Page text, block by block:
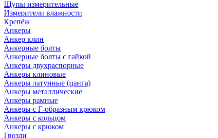
Щупы измерительные
Измерители влажности
Крепёж
Анкеры
Анкер клин
Анкерные болты
Анкерные болты с гайкой
Анкеры двухраспорные
Анкеры клиновые
Анкеры латунные (цанга)
Анкеры металлические
Анкеры рамные
Анкеры с Г-образным крюком
Анкеры с кольцом
Анкеры с крюком
Гвозди